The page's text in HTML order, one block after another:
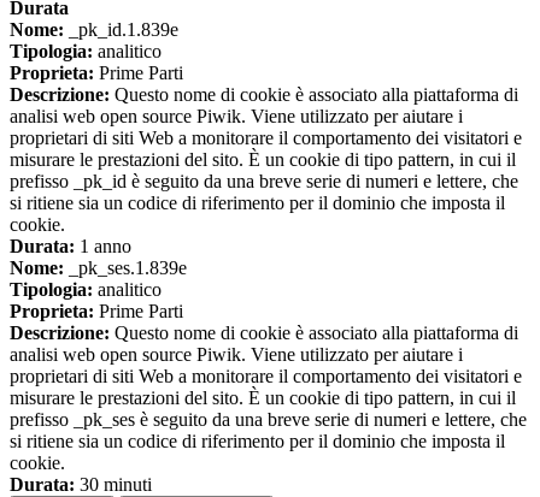
Durata
Nome: _pk_id.1.839e
Tipologia: analitico
Proprieta: Prime Parti
Descrizione: Questo nome di cookie è associato alla piattaforma di
analisi web open source Piwik. Viene utilizzato per aiutare i
proprietari di siti Web a monitorare il comportamento dei visitatori e
misurare le prestazioni del sito. È un cookie di tipo pattern, in cui il
prefisso _pk_id è seguito da una breve serie di numeri e lettere, che
si ritiene sia un codice di riferimento per il dominio che imposta il
cookie.
Durata: 1 anno
Nome: _pk_ses.1.839e
Tipologia: analitico
Proprieta: Prime Parti
Descrizione: Questo nome di cookie è associato alla piattaforma di
analisi web open source Piwik. Viene utilizzato per aiutare i
proprietari di siti Web a monitorare il comportamento dei visitatori e
misurare le prestazioni del sito. È un cookie di tipo pattern, in cui il
prefisso _pk_ses è seguito da una breve serie di numeri e lettere, che
si ritiene sia un codice di riferimento per il dominio che imposta il
cookie.
Durata: 30 minuti